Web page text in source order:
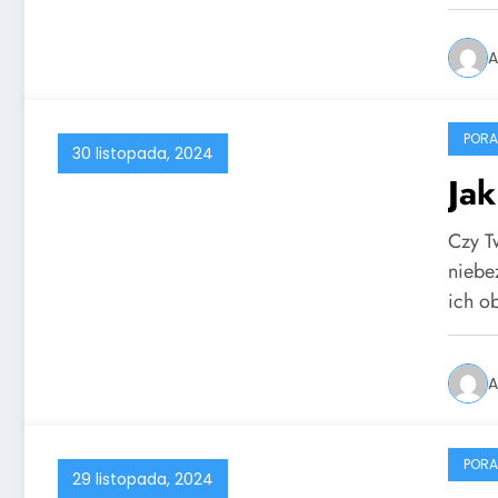
30 listopada, 2024
Czy
ich
29 listopada, 2024